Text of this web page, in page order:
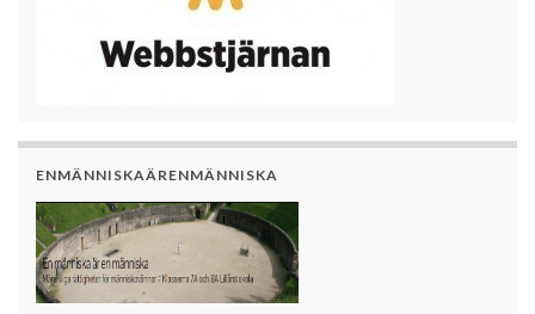
ENMÄNNISKAÄRENMÄNNISKA